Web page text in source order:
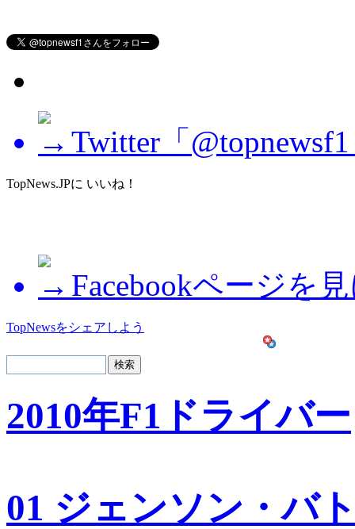
Twitter「
TopNews.JPに いいね！
Facebookページを
TopNewsをシェアしよう
2010年F1ドライバー
01 ジェンソン・バ